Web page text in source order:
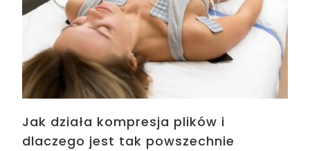
Jak działa kompresja plików i
dlaczego jest tak powszechnie